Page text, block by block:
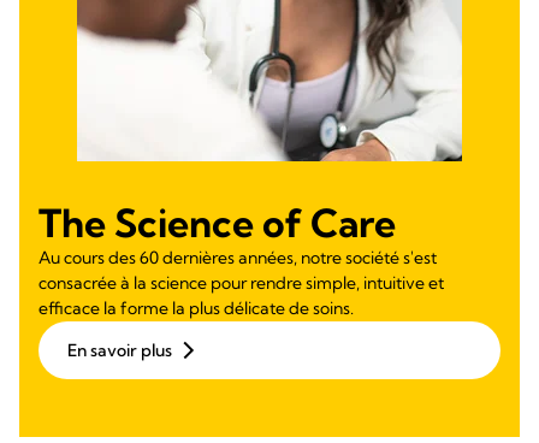
The Science of Care
Au cours des 60 dernières années, notre société s'est
consacrée à la science pour rendre simple, intuitive et
efficace la forme la plus délicate de soins.
En savoir plus